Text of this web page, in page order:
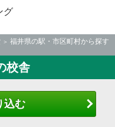
グ
福井県の駅・市区町村から探す
校舎
込む